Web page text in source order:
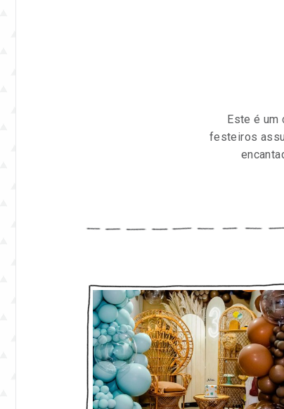
negócio
festas
e
eventos.
Este é um
festeiros